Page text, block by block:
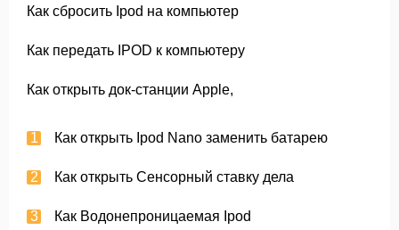
Как сбросить Ipod на компьютер
Как передать IPOD к компьютеру
Как открыть док-станции Apple,
Как открыть Ipod Nano заменить батарею
Как открыть Сенсорный ставку дела
Как Водонепроницаемая Ipod